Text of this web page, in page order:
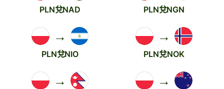
PLN兌NAD PLN兌NGN
→
PLN兌NIO
→
PLN兌NOK
→ →